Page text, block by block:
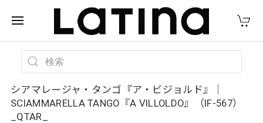
シアマレージャ・タンゴ『ア・ビジョルド』｜
SCIAMMARELLA TANGO『A VILLOLDO』（IF-567）
_QTAR_